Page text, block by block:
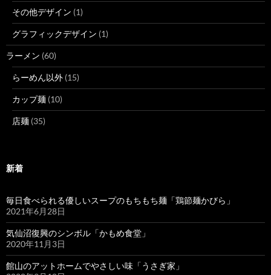
その他デザイン (1)
グラフィックデザイン (1)
ラーメン (60)
らーめん以外 (15)
カップ麺 (10)
店麺 (35)
新着
毎日食べられる優しいスープのもちもち麺「鶏節麺かびら」
2021年6月28日
気仙沼復興のシンボル「かもめ食堂」
2020年11月3日
館山のアットホームでやさしい味「うさぎ家」